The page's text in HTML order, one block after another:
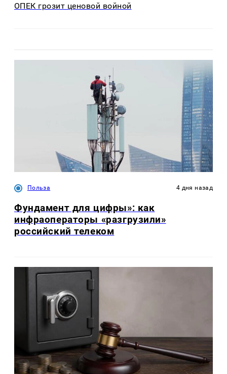
ОПЕК грозит ценовой войной
Польза 4 дня назад
Фундамент для цифры»: как
инфраоператоры «разгрузили»
российский телеком